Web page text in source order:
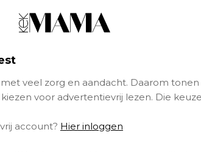
veel zorg en aandacht. Daarom tonen
voor advertentievrij lezen. Die
account? Hier inloggen